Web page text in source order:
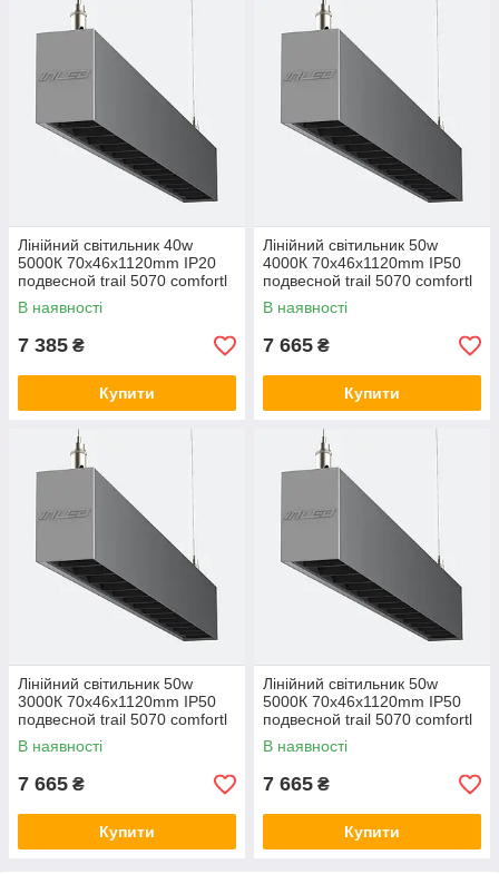
Лінійний світильник 40w
5000К 70х46х1120mm IP20
подвесной trail 5070 comfortl
LC-LED-D40-1120-5К
В наявності
7 385 ₴
Купити
Лінійний світильник 50w
4000К 70х46х1120mm IP50
подвесной trail 5070 comfortl
LC-LED-D50-1120
В наявності
7 665 ₴
Купити
Лінійний світильник 50w
3000К 70х46х1120mm IP50
подвесной trail 5070 comfortl
LC-LED-D50-1120-3К
В наявності
7 665 ₴
Купити
Лінійний світильник 50w
5000К 70х46х1120mm IP50
подвесной trail 5070 comfortl
LC-LED-D50-1120-5К
В наявності
7 665 ₴
Купити